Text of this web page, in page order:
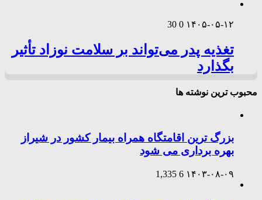
۱۴۰۵-۰۵-۱۲ 0
30
تغذیه پدر می‌تواند بر سلامت نوزاد تأثیر
بگذارد
محبوب ترین نوشته ها
بزرگ ترین اقامتگاه همراه بیمار کشور در شیراز
بهره برداری می شود
۱۴۰۳-۰۸-۰۹ 6
1,335